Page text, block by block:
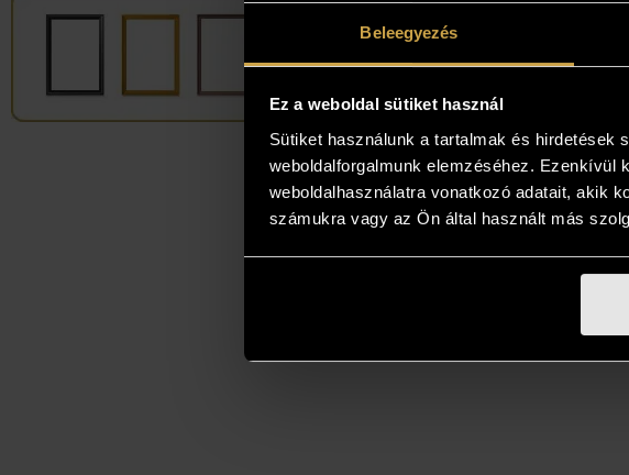
Beleegyezés
Ez a weboldal sütiket használ
Sütiket használunk a tartalmak és
weboldalforgalmunk elemzéséhez. Ezenkívül
weboldalhasználatra vonatkozó adatait, akik
számukra vagy az Ön által használt más